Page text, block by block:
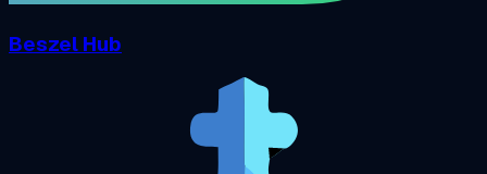
Beszel Hub